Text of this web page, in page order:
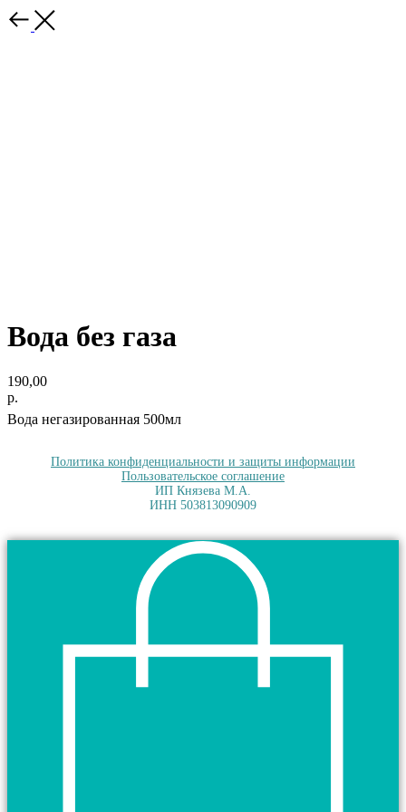
Вода без газа
190,00
р.
Вода негазированная 500мл
Политика конфиденциальности и защиты информации
Пользовательское соглашение
ИП Князева М.А.
ИНН 503813090909